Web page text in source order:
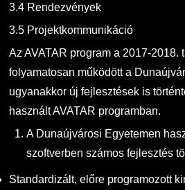
3.4 Rendezvények
3.5 Projektkommunikáció
Az AVATAR program a 2017-2018.
folyamatosan működött a
ugyanakkor új fejlesztések is
használt AVATAR programban.
A Dunaújvárosi Egyetemen
szoftverben számos fejlesztés
Standardizált, előre programozott